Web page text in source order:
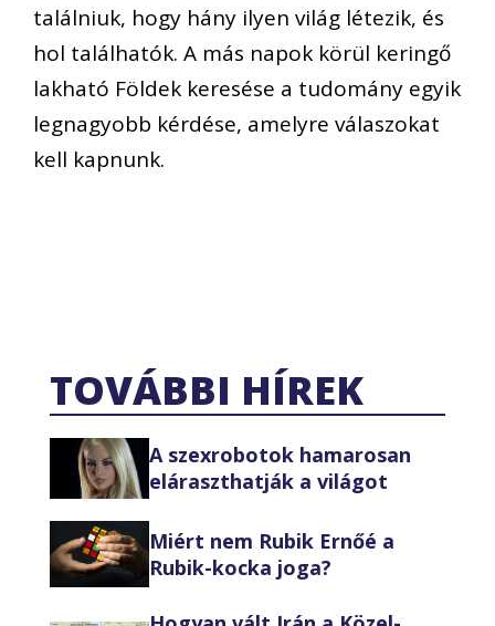
találniuk, hogy hány ilyen világ létezik, és
hol találhatók. A más napok körül keringő
lakható Földek keresése a tudomány egyik
legnagyobb kérdése, amelyre válaszokat
kell kapnunk.
TOVÁBBI HÍREK
A szexrobotok hamarosan
eláraszthatják a világot
Miért nem Rubik Ernőé a
Rubik-kocka joga?